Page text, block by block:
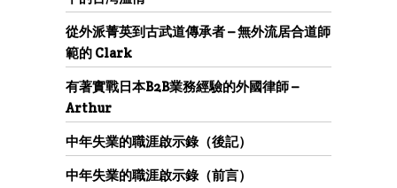
從外派菁英到古武道傳承者 – 無外流居合道師
範的 Clark
有著實戰日本B2B業務經驗的外國律師 –
Arthur
中年失業的職涯啟示錄（後記）
中年失業的職涯啟示錄（前言）